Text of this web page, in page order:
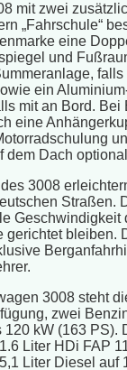
mit zwei
„Fahrschule“
eine
und
ein
mit an Bord.
eine
dem Dach
3008
Straßen.
Geschwindigkeit
gerichtet bleiben.
3008 steht
zwei
120 kW (163 PS).
Liter HDi FAP
Liter Diesel auf